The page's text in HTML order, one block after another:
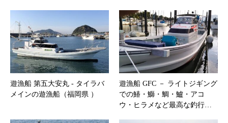
遊漁船 第五大安丸 ‐ タイラバ
メインの遊漁船（福岡県 ）
遊漁船 GFC － ライトジギング
での鰆・鰤・鯛・鱸・アコ
ウ・ヒラメなど最高な釣行…